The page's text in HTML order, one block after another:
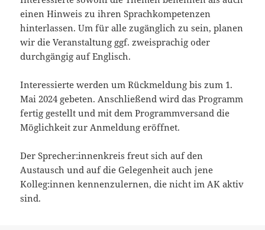
einen Hinweis zu ihren Sprachkompetenzen
hinterlassen. Um für alle zugänglich zu sein, planen
wir die Veranstaltung ggf. zweisprachig oder
durchgängig auf Englisch.
Interessierte werden um Rückmeldung bis zum 1.
Mai 2024 gebeten. Anschließend wird das Programm
fertig gestellt und mit dem Programmversand die
Möglichkeit zur Anmeldung eröffnet.
Der Sprecher:innenkreis freut sich auf den
Austausch und auf die Gelegenheit auch jene
Kolleg:innen kennenzulernen, die nicht im AK aktiv
sind.